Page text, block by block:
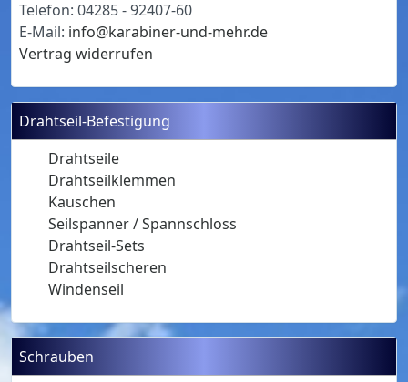
Telefon: 04285 - 92407-60
E-Mail: info@karabiner-und-mehr.de
Vertrag widerrufen
Drahtseil-Befestigung
Drahtseile
Drahtseilklemmen
Kauschen
Seilspanner / Spannschloss
Drahtseil-Sets
Drahtseilscheren
Windenseil
Schrauben